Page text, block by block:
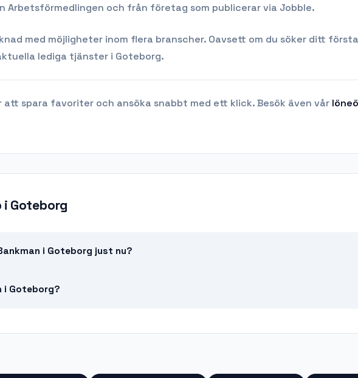
Arbetsförmedlingen och från företag som publicerar via Jobble.
med möjligheter inom flera branscher. Oavsett om du söker ditt
lediga tjänster i Goteborg.
spara favoriter och ansöka snabbt med ett klick. Besök även vår
i Goteborg
i Goteborg just nu?
i Goteborg?